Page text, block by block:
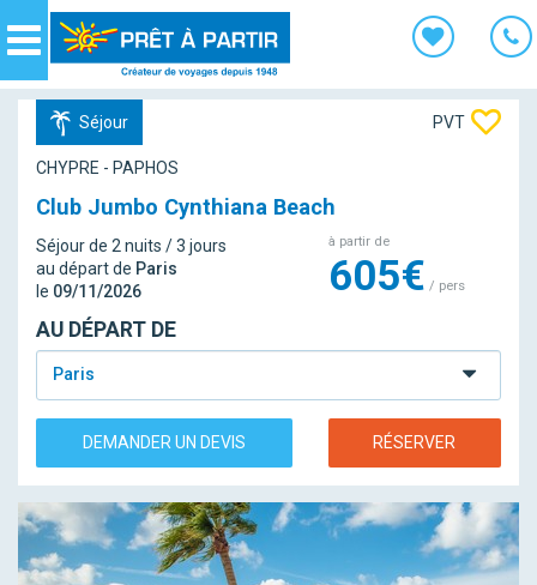
Navigation
Séjour PVT
CHYPRE - PAPHOS
Club Jumbo Cynthiana Beach
Séjour de 2 nuits / 3 jours
au départ de Paris
le 09/11/2026
à partir de
605€ / pers
AU DÉPART DE
Paris
DEMANDER UN DEVIS RÉSERVER
Panneau de gestion des cookies